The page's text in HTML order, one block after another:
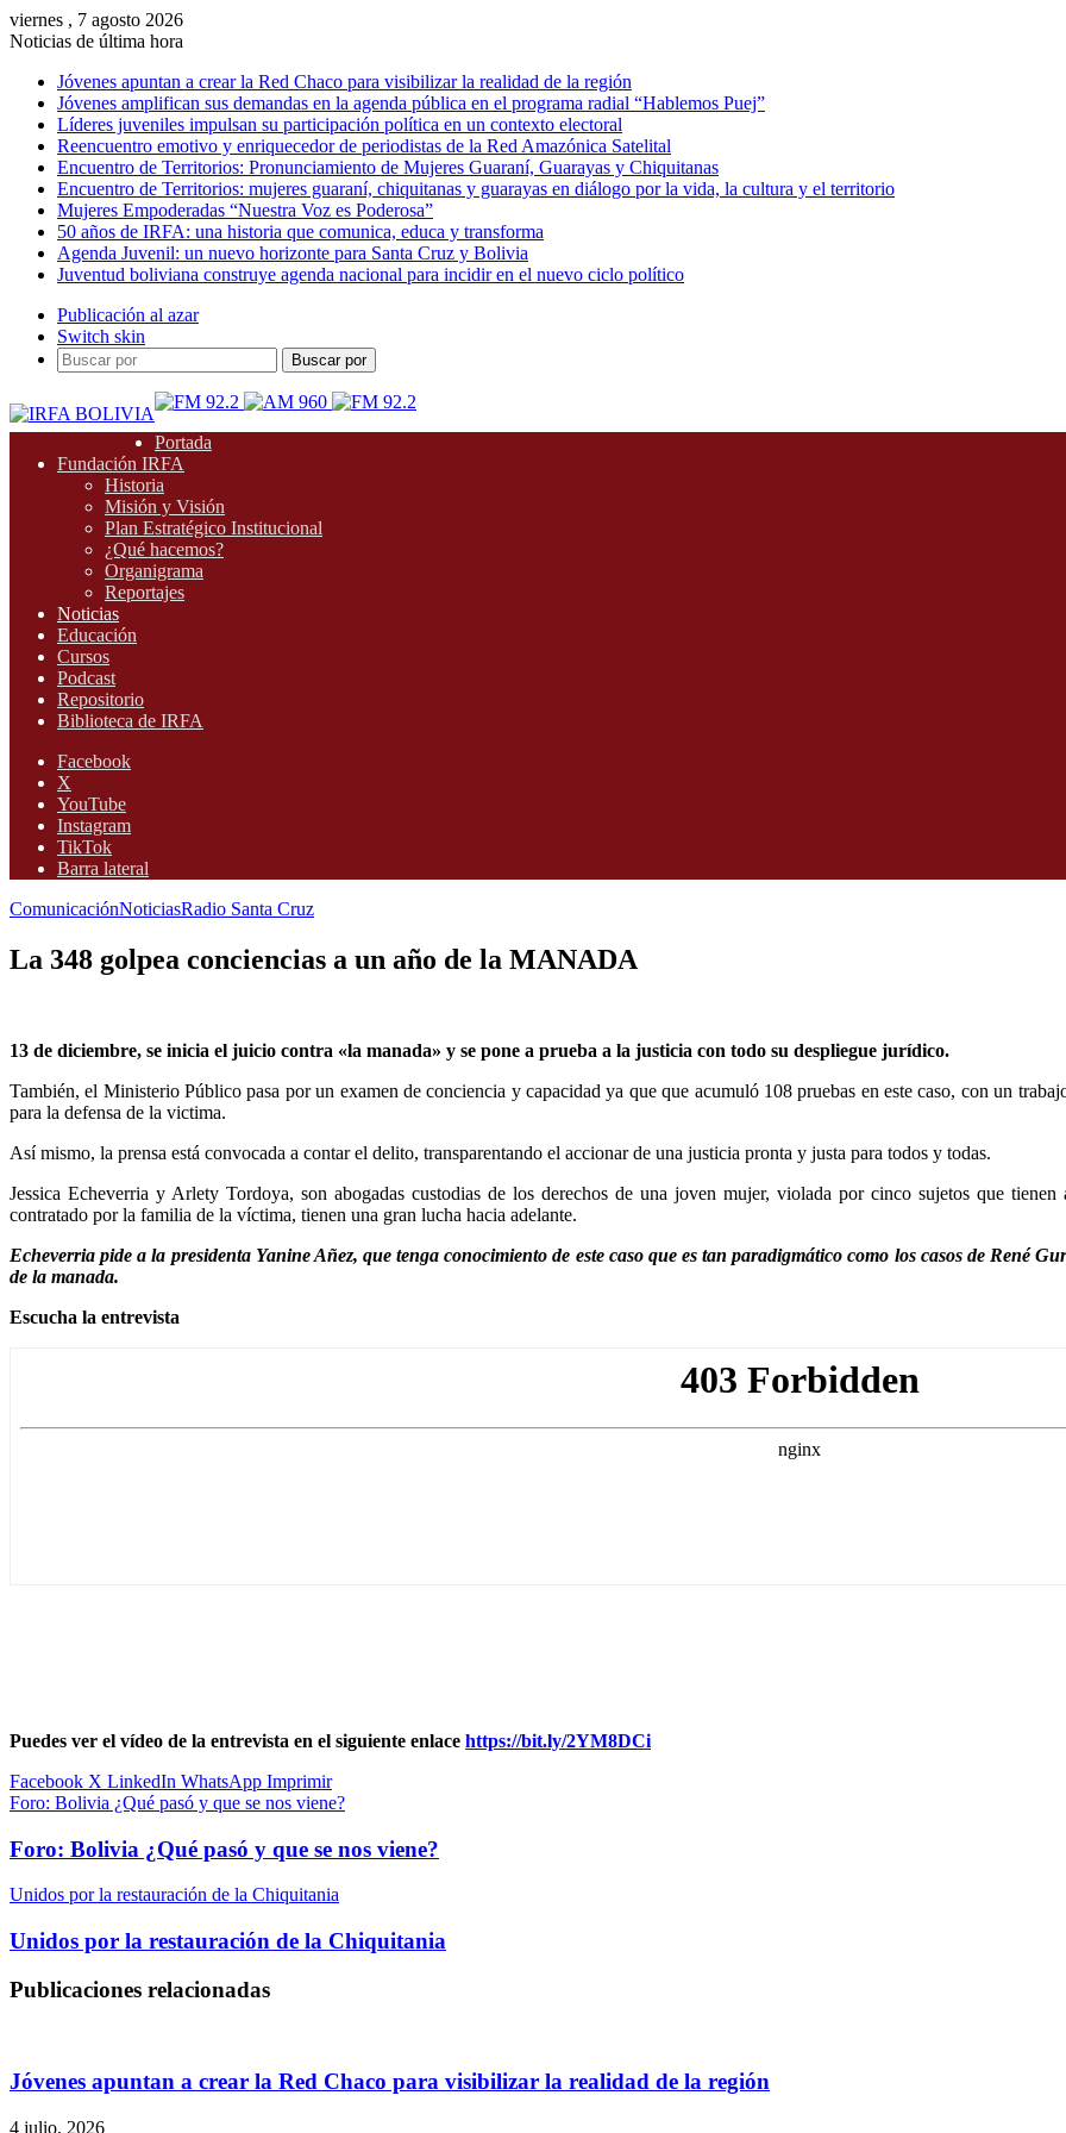
viernes , 7 agosto 2026
Noticias de última hora
Jóvenes apuntan a crear la Red Chaco para visibilizar la realidad de la región
Jóvenes amplifican sus demandas en la agenda pública en el programa radial “Hablemos Puej”
Líderes juveniles impulsan su participación política en un contexto electoral
Reencuentro emotivo y enriquecedor de periodistas de la Red Amazónica Satelital
Encuentro de Territorios: Pronunciamiento de Mujeres Guaraní, Guarayas y Chiquitanas
Encuentro de Territorios: mujeres guaraní, chiquitanas y guarayas en diálogo por la vida, la cultura y el territorio
Mujeres Empoderadas “Nuestra Voz es Poderosa”
50 años de IRFA: una historia que comunica, educa y transforma
Agenda Juvenil: un nuevo horizonte para Santa Cruz y Bolivia
Juventud boliviana construye agenda nacional para incidir en el nuevo ciclo político
Publicación al azar
Switch skin
Buscar por
Portada
Fundación IRFA
Historia
Misión y Visión
Plan Estratégico Institucional
¿Qué hacemos?
Organigrama
Reportajes
Noticias
Educación
Cursos
Podcast
Repositorio
Biblioteca de IRFA
Facebook
X
YouTube
Instagram
TikTok
Barra lateral
ComunicaciónNoticiasRadio Santa Cruz
La 348 golpea conciencias a un año de la MANADA
13 de diciembre, se inicia el juicio contra «la manada» y se pone a prueba a la justicia con todo su despliegue jurídico.
También, el Ministerio Público pasa por un examen de conciencia y capacidad ya que que acumuló 108 pruebas en este caso, con un
para la defensa de la victima.
Así mismo, la prensa está convocada a contar el delito, transparentando el accionar de una justicia pronta y justa para todos y todas.
Jessica Echeverria y Arlety Tordoya, son abogadas custodias de los derechos de una joven mujer, violada por cinco sujetos que
contratado por la familia de la víctima, tienen una gran lucha hacia adelante.
Echeverria pide a la presidenta Yanine Añez, que tenga conocimiento de este caso que es tan paradigmático como los casos de René
de la manada.
Escucha la entrevista
Puedes ver el vídeo de la entrevista en el siguiente enlace https://bit.ly/2YM8DCi
Facebook X LinkedIn WhatsApp Imprimir
Foro: Bolivia ¿Qué pasó y que se nos viene?
Foro: Bolivia ¿Qué pasó y que se nos viene?
Unidos por la restauración de la Chiquitania
Unidos por la restauración de la Chiquitania
Publicaciones relacionadas
Jóvenes apuntan a crear la Red Chaco para visibilizar la realidad de la región
4 julio, 2026